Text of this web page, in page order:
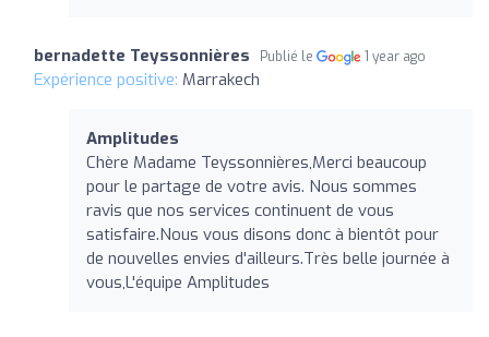
bernadette Teyssonnières Publié le 1 year ago
Expérience positive: Marrakech
Amplitudes
Chère Madame Teyssonnières,Merci beaucoup
pour le partage de votre avis. Nous sommes
ravis que nos services continuent de vous
satisfaire.Nous vous disons donc à bientôt pour
de nouvelles envies d'ailleurs.Très belle journée à
vous,L'équipe Amplitudes